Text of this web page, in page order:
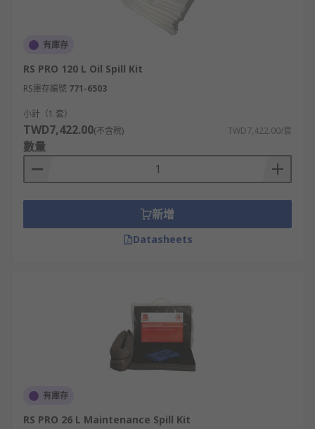
有庫存
RS PRO 120 L Oil Spill Kit
RS庫存編號 771-6503
小計（1 套）
TWD7,422.00(不含稅) TWD7,422.00/套
數量
新增
Datasheets
有庫存
RS PRO 26 L Maintenance Spill Kit